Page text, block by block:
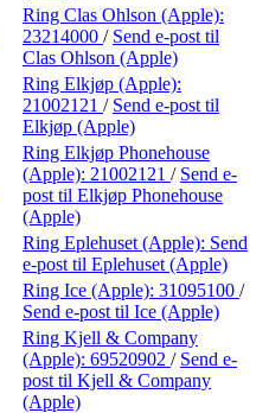
Ring Clas Ohlson (Apple):
23214000 / Send e-post til
Clas Ohlson (Apple)
Ring Elkjøp (Apple):
21002121 / Send e-post til
Elkjøp (Apple)
Ring Elkjøp Phonehouse
(Apple): 21002121 / Send e-
post til Elkjøp Phonehouse
(Apple)
Ring Eplehuset (Apple): Send
e-post til Eplehuset (Apple)
Ring Ice (Apple): 31095100 /
Send e-post til Ice (Apple)
Ring Kjell & Company
(Apple): 69520902 / Send e-
post til Kjell & Company
(Apple)